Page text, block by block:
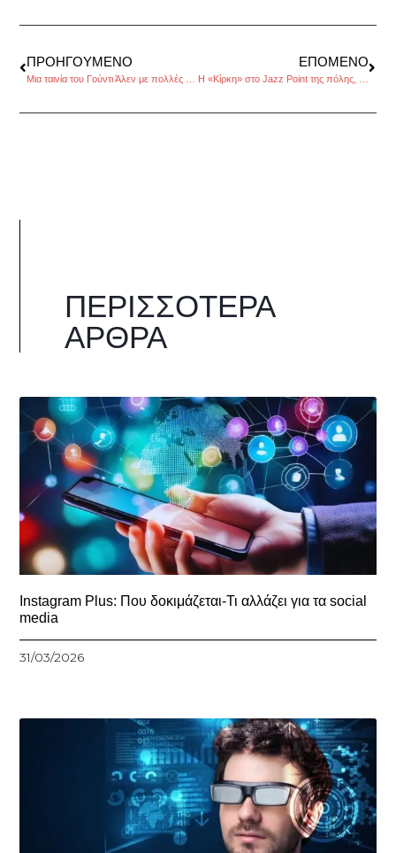
ΠΡΟΗΓΟΎΜΕΝΟ ΕΠΌΜΕΝΟ
ΠΕΡΙΣΣΌΤΕΡΑ
ΆΡΘΡΑ
Instagram Plus: Που δοκιμάζεται-Τι αλλάζει για τα social
media
31/03/2026